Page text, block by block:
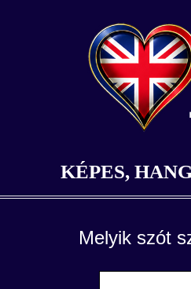
KÉPES,
Melyik szót